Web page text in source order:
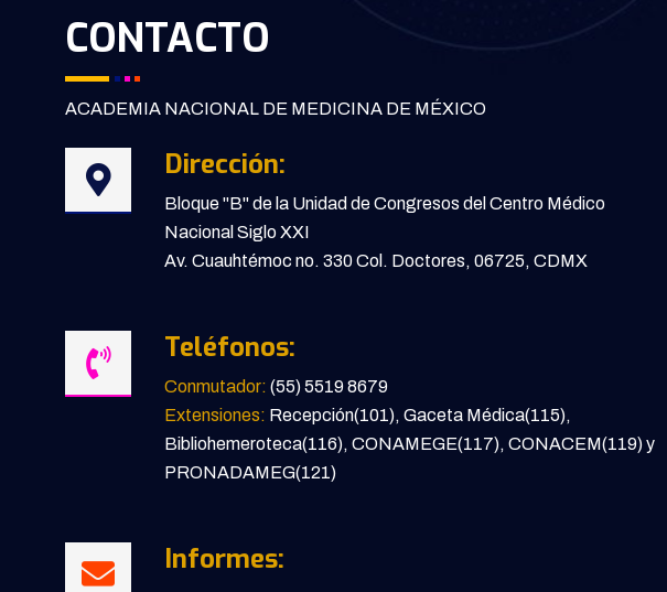
CONTACTO
ACADEMIA NACIONAL DE MEDICINA DE MÉXICO
Dirección:
Bloque "B" de la Unidad de Congresos del Centro Médico
Nacional Siglo XXI
Av. Cuauhtémoc no. 330 Col. Doctores, 06725, CDMX
Teléfonos:
Conmutador: (55) 5519 8679
Extensiones: Recepción(101), Gaceta Médica(115),
Bibliohemeroteca(116), CONAMEGE(117), CONACEM(119) y
PRONADAMEG(121)
Informes: